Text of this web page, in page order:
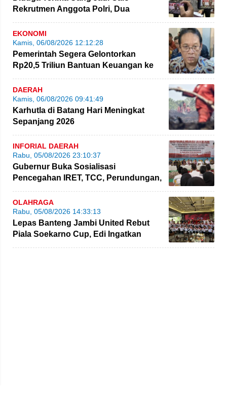
Rekrutmen Anggota Polri, Dua
Personel Polda Jambi Diproses
EKONOMI
Kamis, 06/08/2026 12:12:28
Pemerintah Segera Gelontorkan
Rp20,5 Triliun Bantuan Keuangan ke
Daerah
DAERAH
Kamis, 06/08/2026 09:41:49
Karhutla di Batang Hari Meningkat
Sepanjang 2026
INFORIAL DAERAH
Rabu, 05/08/2026 23:10:37
Gubernur Buka Sosialisasi
Pencegahan IRET, TCC, Perundungan,
dan Bahaya Narkoba di Bungo
OLAHRAGA
Rabu, 05/08/2026 14:33:13
Lepas Banteng Jambi United Rebut
Piala Soekarno Cup, Edi Ingatkan
Pemain Jaga Sportivitas